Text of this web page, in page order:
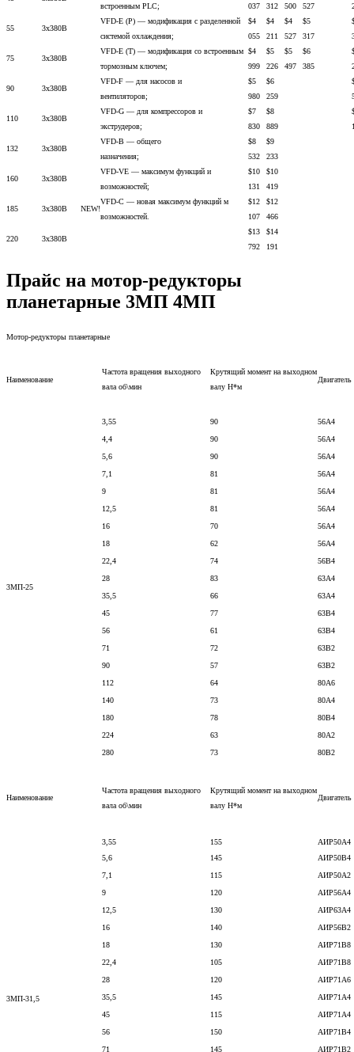
встроенным PLC;
037 312 500 527
55 3х380В
VFD-E (P) — модификация с разделенной
системой охлаждения;
$4
055
$4
211
$4
527
$5
317
75 3х380В
VFD-E (T) — модификация со встроенным
тормозным ключем;
$4
999
$5
226
$5
497
$6
385
90 3х380В
VFD-F — для насосов и
вентиляторов;
$5
980
$6
259
110 3х380В
VFD-G — для компрессоров и
экструдеров;
$7
830
$8
889
132 3х380В
VFD-B — общего
назначения;
$8
532
$9
233
160 3х380В
VFD-VE — максимум функций и
возможностей;
$10
131
$10
419
185 3х380В NEW!
VFD-C — новая максимум функций м
возможностей.
$12
107
$12
466
220 3х380В
$13
792
$14
191
Прайс на мотор-редукторы
планетарные 3МП 4МП
Мотор-редукторы планетарные
Наименование
Частота вращения выходного
вала об\мин
Крутящий момент на выходном
валу Н*м
Двигатель
3МП-25
3,55 90
56А4
4,4
90
56А4
5,6
90
56А4
7,1
81
56А4
9
81
56А4
12,5
81
56А4
16
70
56А4
18
62
56А4
22,4
74
56В4
28
83
63А4
35,5
66
63А4
45
77
63В4
56
61
63В4
71
72
63В2
90
57
63В2
112
64
80А6
140
73
80А4
180
78
80В4
224
63
80А2
280
73 80В2
Наименование
Частота вращения выходного
вала об\мин
Крутящий момент на выходном
валу Н*м
Двигатель
3МП-31,5
3,55 155
АИР50А4
5,6
145
АИР50В4
7,1
115
АИР50А2
9
120
АИР56А4
12,5
130
АИР63А4
16
140
АИР56В2
18
130
АИР71В8
22,4
105
АИР71В8
28
120
АИР71А6
35,5
145
АИР71А4
45
115
АИР71А4
56
150
АИР71В4
71
145
АИР71В2